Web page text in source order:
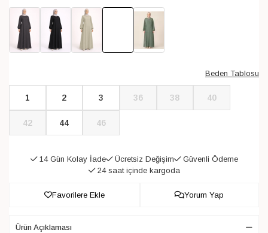
Beden Tablosu
1 2 3 36 38 40
42 44 46
14 Gün Kolay İade Ücretsiz Değişim
Güvenli Ödeme
24 saat içinde kargoda
Favorilere Ekle Yorum Yap
Ürün Açıklaması